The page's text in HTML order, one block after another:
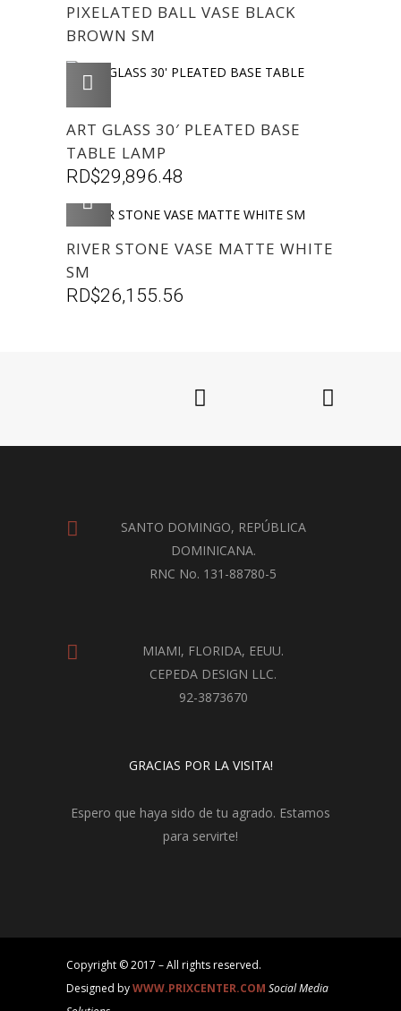
PIXELATED BALL VASE BLACK
BROWN SM
ART GLASS 30′ PLEATED BASE
TABLE LAMP
RD$29,896.48
RIVER STONE VASE MATTE WHITE
SM
RD$26,155.56
SANTO DOMINGO, REPÚBLICA
DOMINICANA.
RNC No. 131-88780-5
MIAMI, FLORIDA, EEUU.
CEPEDA DESIGN LLC.
92-3873670
GRACIAS POR LA VISITA!
Espero que haya sido de tu agrado. Estamos
para servirte!
Copyright © 2017 – All rights reserved.
Designed byWWW.PRIXCENTER.COM Social Media